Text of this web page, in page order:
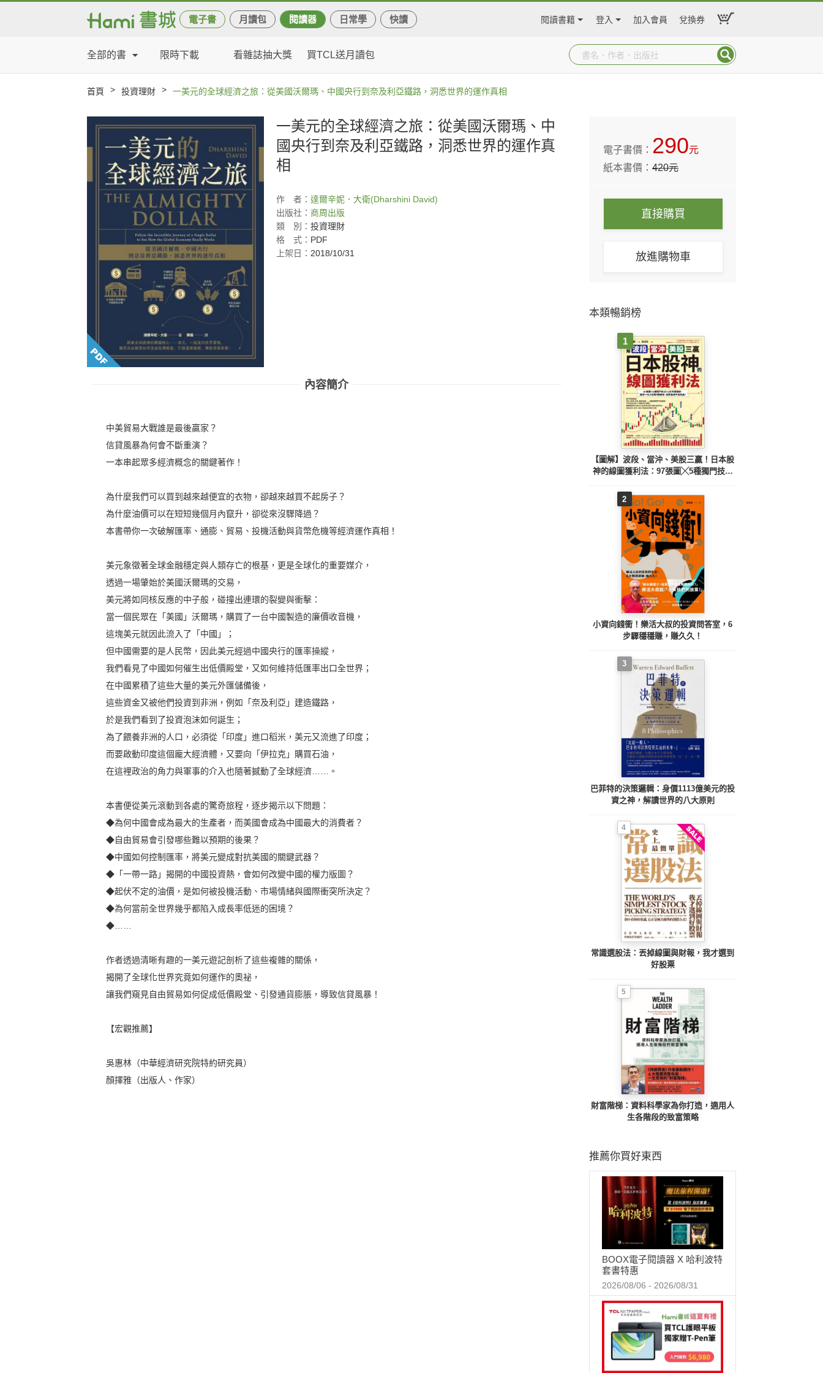
電子書 月讀包 閱讀器 日常學 快讀 閱讀書籍 登入 加入會員 兌換券
全部的書 限時下載 看雜誌抽大獎 買TCL送月讀包
首頁 > 投資理財 > 一美元的全球經濟之旅：從美國沃爾瑪、中國央行到奈及利亞鐵路，洞悉世界的運作真相
一美元的全球經濟之旅：從美國沃爾瑪、中
國央行到奈及利亞鐵路，洞悉世界的運作真
相
作 者： 達爾辛妮．大衛(Dharshini David)
出版社： 商周出版
類
別： 投資理財
格
式： PDF
上架日： 2018/10/31
內容簡介
中美貿易大戰誰是最後贏家？
信貸風暴為何會不斷重演？
一本串起眾多經濟概念的關鍵著作！
為什麼我們可以買到越來越便宜的衣物，卻越來越買不起房子？
為什麼油價可以在短短幾個月內竄升，卻從來沒驟降過？
本書帶你一次破解匯率、通膨、貿易、投機活動與貨幣危機等經濟運作真相！
美元象徵著全球金融穩定與人類存亡的根基，更是全球化的重要媒介，
透過一場肇始於美國沃爾瑪的交易，
美元將如同核反應的中子般，碰撞出連環的裂變與衝擊：
當一個民眾在「美國」沃爾瑪，購買了一台中國製造的廉價收音機，
這塊美元就因此流入了「中國」；
但中國需要的是人民幣，因此美元經過中國央行的匯率操縱，
我們看見了中國如何催生出低價殿堂，又如何維持低匯率出口全世界；
在中國累積了這些大量的美元外匯儲備後，
這些資金又被他們投資到非洲，例如「奈及利亞」建造鐵路，
於是我們看到了投資泡沫如何誕生；
為了餵養非洲的人口，必須從「印度」進口稻米，美元又流進了印度；
而要啟動印度這個龐大經濟體，又要向「伊拉克」購買石油，
在這裡政治的角力與軍事的介入也隨著撼動了全球經濟……。
本書便從美元滾動到各處的驚奇旅程，逐步揭示以下問題：
◆為何中國會成為最大的生產者，而美國會成為中國最大的消費者？
◆自由貿易會引發哪些難以預期的後果？
◆中國如何控制匯率，將美元變成對抗美國的關鍵武器？
◆「一帶一路」揭開的中國投資熱，會如何改變中國的權力版圖？
◆起伏不定的油價，是如何被投機活動、市場情緒與國際衝突所決定？
◆為何當前全世界幾乎都陷入成長率低迷的困境？
◆……
作者透過清晰有趣的一美元遊記剖析了這些複雜的關係，
揭開了全球化世界究竟如何運作的奧祕，
讓我們窺見自由貿易如何促成低價殿堂、引發通貨膨脹，導致信貸風暴！
【宏觀推薦】
吳惠林（中華經濟研究院特約研究員）
顏擇雅（出版人、作家）
電子書價： 290元
紙本書價：420元
直接購買
放進購物車
本類暢銷榜
1
【圖解】波段、當沖、美股三贏！日本股
神的線圖獲利法：97張圖╳5種獨門技法
率，高效累積千萬資產！
2
小資向錢衝！樂活大叔的投資問答室，6
步驟穩穩賺，賺久久！
3
巴菲特的決策邏輯：身價1113億美元的投
資之神，解讀世界的八大原則
4
常識選股法：丟掉線圖與財報，我才選到
好股票
5
財富階梯：資料科學家為你打造，適用人
生各階段的致富策略
推薦你買好東西
BOOX電子閱讀器 X 哈利波特
套書特惠
2026/08/06 - 2026/08/31